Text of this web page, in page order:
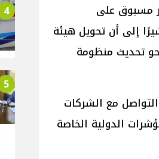
مسبوق على
إلى أن تحويل هيئة
تحديث منظومة
التواصل مع الشركات
الدولية الخاصة
4
5